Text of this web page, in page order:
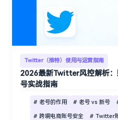
Twitter（推特）使用与运营指南
2026最新Twitter风控解析
号实战指南
# 老号的作用 # 老号 vs 新号
# 跨境电商账号安全 # Twitter